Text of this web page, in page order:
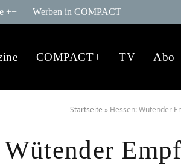
++ Werben in COMPACT
COMPACT+ TV Abo
Startseite » Hessen: Wütender
Wütender